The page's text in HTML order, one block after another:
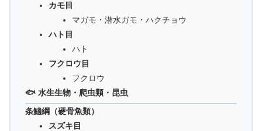
カモ目
マガモ・潜水ガモ・ハクチョウ
ハト目
ハト
フクロウ目
フクロウ
🐟 水生生物・爬虫類・昆虫
条鰭綱（硬骨魚類）
スズキ目